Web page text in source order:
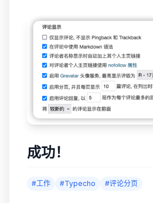
成功！
#工作 #Typecho #评论分页